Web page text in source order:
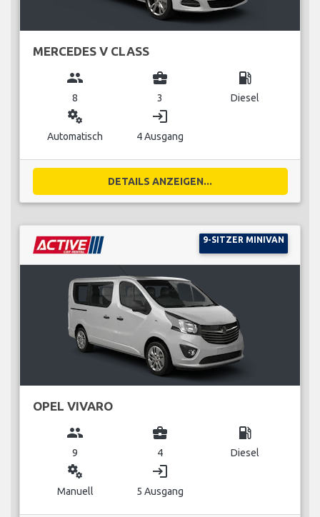
MERCEDES V CLASS
group
8
business_center
3
local_gas_station
Diesel
miscellaneous_services
Automatisch
login
4 Ausgang
DETAILS ANZEIGEN...
9-SITZER MINIVAN
OPEL VIVARO
group
9
business_center
4
local_gas_station
Diesel
miscellaneous_services
Manuell
login
5 Ausgang